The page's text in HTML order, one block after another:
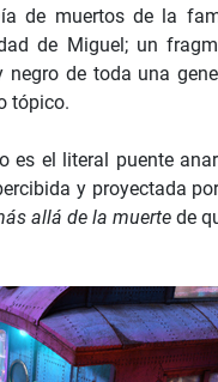
de muertos de la
de Miguel; un
de toda una
tópico.
el literal puente
y proyectada
allá de la muerte de